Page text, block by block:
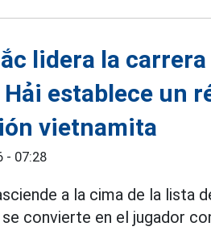
lidera la
Hải establece un
vietnamita
- 07:28
a la cima de la lista
se convierte en el jugador